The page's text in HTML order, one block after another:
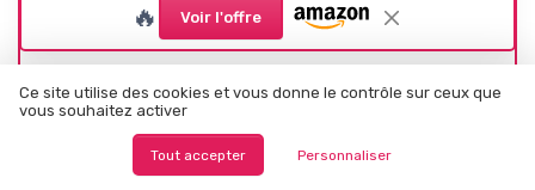
PAIES CLAIREMENT LA
MAIS TRÈS MARQUÉ « LOGO
★★★★★
★★★★★
🔥 Voir l'offre
Ce site utilise des cookies et vous donne le contrôle sur ceux que
vous souhaitez activer
Tout accepter Personnaliser